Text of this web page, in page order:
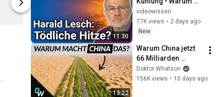
11:30
Hitzewellen
lebensgefährlich
werden | Harald
Kleidon
videowissen
77K views • 2 days ago
New
13:22
Warum China jetzt
66 Milliarden
Bäume pflanzt
Doktor Whatson
156K views • 10 days ago